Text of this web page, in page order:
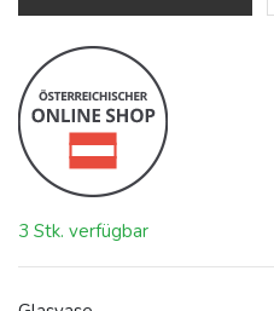
3 Stk. verfügbar